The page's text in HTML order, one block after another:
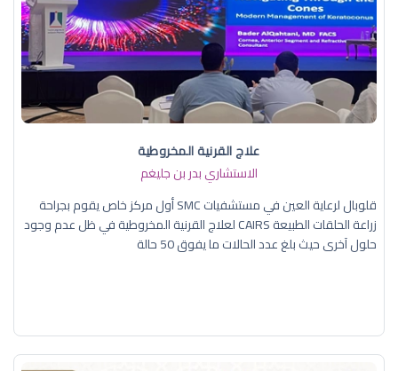
علاج القرنية المخروطية
الاستشاري بدر بن جليغم
قلوبال لرعاية العين في مستشفيات SMC أول مركز خاص يقوم بجراحة
زراعة الحلقات الطبيعة CAIRS لعلاج القرنية المخروطية في ظل عدم وجود
حلول آخرى حيث بلغ عدد الحالات ما يفوق 50 حالة